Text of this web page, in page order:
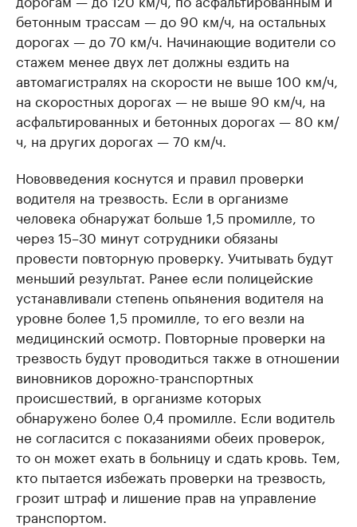
бетонным трассам — до 90 км/ч, на остальных
дорогах — до 70 км/ч. Начинающие водители со
стажем менее двух лет должны ездить на
автомагистралях на скорости не выше 100 км/ч,
на скоростных дорогах — не выше 90 км/ч, на
асфальтированных и бетонных дорогах — 80 км/
ч, на других дорогах — 70 км/ч.
Нововведения коснутся и правил проверки
водителя на трезвость. Если в организме
человека обнаружат больше 1,5 промилле, то
через 15–30 минут сотрудники обязаны
провести повторную проверку. Учитывать будут
меньший результат. Ранее если полицейские
устанавливали степень опьянения водителя на
уровне более 1,5 промилле, то его везли на
медицинский осмотр. Повторные проверки на
трезвость будут проводиться также в отношении
виновников дорожно-транспортных
происшествий, в организме которых
обнаружено более 0,4 промилле. Если водитель
не согласится с показаниями обеих проверок,
то он может ехать в больницу и сдать кровь. Тем,
кто пытается избежать проверки на трезвость,
грозит штраф и лишение прав на управление
транспортом.